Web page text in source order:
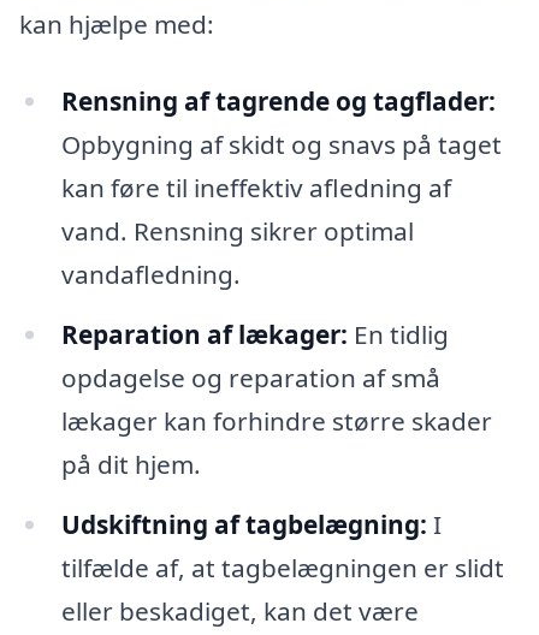
kan hjælpe med:
Rensning af tagrende og tagflader:
Opbygning af skidt og snavs på taget
kan føre til ineffektiv afledning af
vand. Rensning sikrer optimal
vandafledning.
Reparation af lækager: En tidlig
opdagelse og reparation af små
lækager kan forhindre større skader
på dit hjem.
Udskiftning af tagbelægning: I
tilfælde af, at tagbelægningen er slidt
eller beskadiget, kan det være